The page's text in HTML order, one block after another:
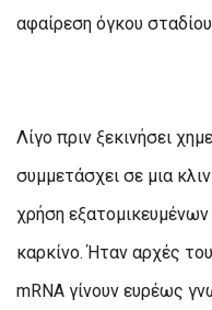
αφαίρεση όγκου
Λίγο πριν ξεκινήσει
συμμετάσχει σε μια
χρήση
καρκίνο. Ήταν αρχές
mRNA γίνουν ευρέως